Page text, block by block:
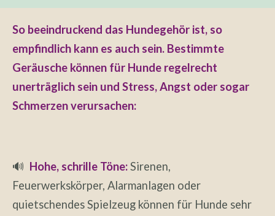
So beeindruckend das Hundegehör ist, so
empfindlich kann es auch sein. Bestimmte
Geräusche können für Hunde regelrecht
unerträglich sein und Stress, Angst oder sogar
Schmerzen verursachen:
🔊 Hohe, schrille Töne:Sirenen,
Feuerwerkskörper, Alarmanlagen oder
quietschendes Spielzeug können für Hunde sehr